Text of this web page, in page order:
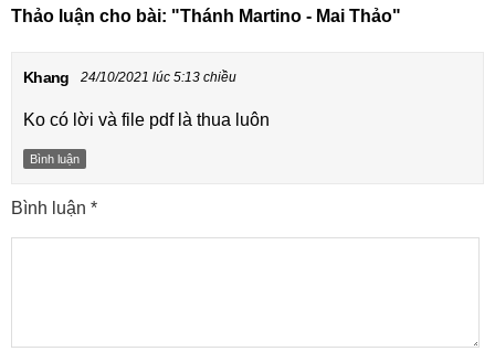
Thảo luận cho bài: "Thánh Martino - Mai Thảo"
Khang 24/10/2021 lúc 5:13 chiều
Ko có lời và file pdf là thua luôn
Bình luận
Bình luận *